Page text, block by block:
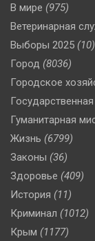
В мире (975)
Ветеринарная
Выборы 2025 (10)
Город (8036)
Городское
Гуманитарная
Жизнь (6799)
Законы (36)
Здоровье (409)
История (11)
Криминал (1012)
Крым (1177)